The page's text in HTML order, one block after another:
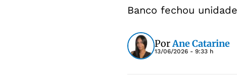
Banco fechou
PorAne Catarine
13/06/2026 - 9:33 h